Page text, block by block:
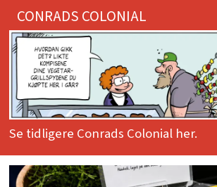
CONRADS COLONIAL
Se tidligere Conrads Colonial her.